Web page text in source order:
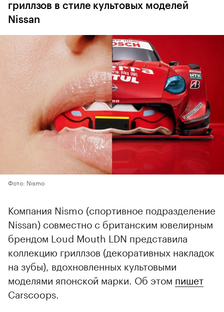
гриллзов в стиле культовых моделей
Nissan
Фото: Nismo
Компания Nismo (спортивное подразделение
Nissan) совместно с британским ювелирным
брендом Loud Mouth LDN представила
коллекцию гриллзов (декоративных накладок
на зубы), вдохновленных культовыми
моделями японской марки. Об этом пишет
Carscoops.